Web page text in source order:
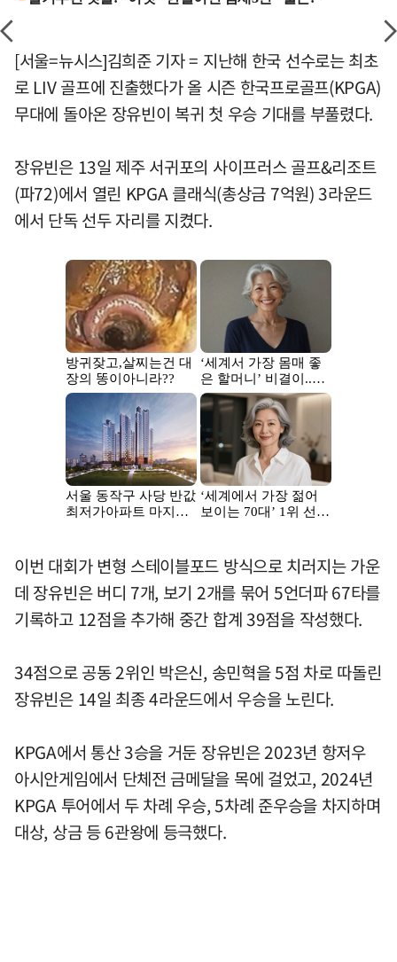
[서울=뉴시스]김희준 기자 = 지난해 한국 선수로는 최초
로 LIV 골프에 진출했다가 올 시즌 한국프로골프(KPGA)
무대에 돌아온 장유빈이 복귀 첫 우승 기대를 부풀렸다.
장유빈은 13일 제주 서귀포의 사이프러스 골프&리조트
(파72)에서 열린 KPGA 클래식(총상금 7억원) 3라운드
에서 단독 선두 자리를 지켰다.
이번 대회가 변형 스테이블포드 방식으로 치러지는 가운
데 장유빈은 버디 7개, 보기 2개를 묶어 5언더파 67타를
기록하고 12점을 추가해 중간 합계 39점을 작성했다.
34점으로 공동 2위인 박은신, 송민혁을 5점 차로 따돌린
장유빈은 14일 최종 4라운드에서 우승을 노린다.
KPGA에서 통산 3승을 거둔 장유빈은 2023년 항저우
아시안게임에서 단체전 금메달을 목에 걸었고, 2024년
KPGA 투어에서 두 차례 우승, 5차례 준우승을 차지하며
대상, 상금 등 6관왕에 등극했다.